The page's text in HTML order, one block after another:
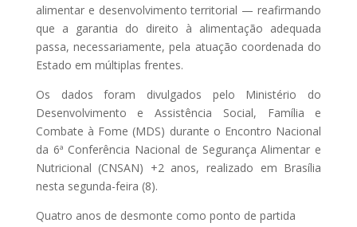
alimentar e desenvolvimento territorial — reafirmando
que a garantia do direito à alimentação adequada
passa, necessariamente, pela atuação coordenada do
Estado em múltiplas frentes.
Os dados foram divulgados pelo Ministério do
Desenvolvimento e Assistência Social, Família e
Combate à Fome (MDS) durante o Encontro Nacional
da 6ª Conferência Nacional de Segurança Alimentar e
Nutricional (CNSAN) +2 anos, realizado em Brasília
nesta segunda-feira (8).
Quatro anos de desmonte como ponto de partida